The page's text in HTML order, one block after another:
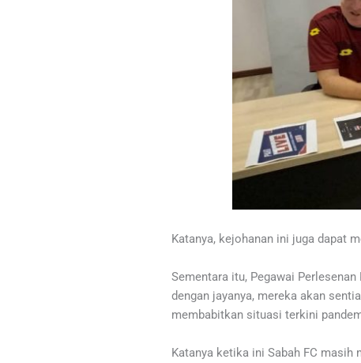
Katanya, kejohanan ini juga dapat
Sementara itu, Pegawai
dengan jayanya, mereka akan
membabitkan situasi terkini
Katanya ketika ini Sabah FC masih